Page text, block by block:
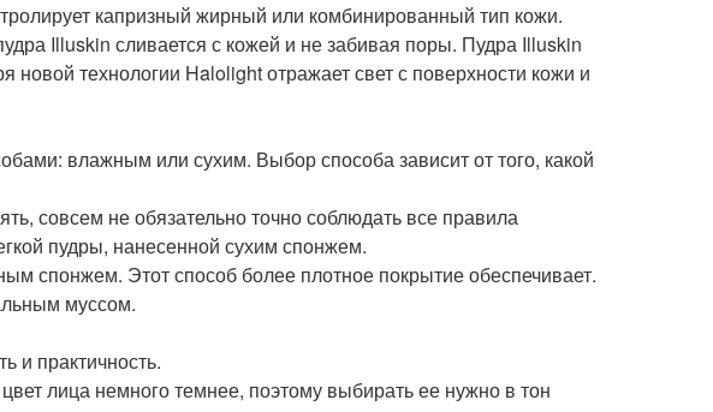
капризный жирный или комбинированный тип кожи.
Illuskin сливается с кожей и не забивая поры. Пудра Illuskin
новой технологии Halolight отражает свет с поверхности кожи и
влажным или сухим. Выбор способа зависит от того, какой
совсем не обязательно точно соблюдать все правила
пудры, нанесенной сухим спонжем.
спонжем. Этот способ более плотное покрытие обеспечивает.
муссом.
и практичность.
лица немного темнее, поэтому выбирать ее нужно в тон